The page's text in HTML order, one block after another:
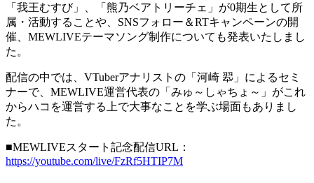
「我王むすび」、「熊乃ベアトリーチェ」が0期生として所
属・活動することや、SNSフォロー＆RTキャンペーンの開
催、MEWLIVEテーマソング制作についても発表いたしまし
た。
配信の中では、VTuberアナリストの「河崎 翆」によるセミ
ナーで、MEWLIVE運営代表の「みゅ～しゃちょ～」がこれ
からハコを運営する上で大事なことを学ぶ場面もありまし
た。
■MEWLIVEスタート記念配信URL：
https://youtube.com/live/FzRf5HTIP7M